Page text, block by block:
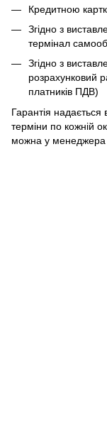
Кредитною
Згідно з
термінал
Згідно з
розрахунковий
платників ПДВ)
Гарантія надається
терміни по кожній
можна у